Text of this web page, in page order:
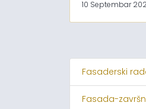
10 Septembar
Fasaderski
Fasada-